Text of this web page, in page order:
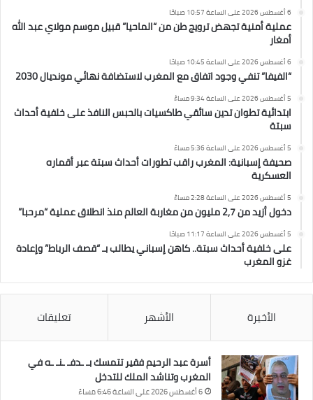
6 أغسطس 2026 على الساعة 10:57 صباحًا
عملية أمنية تجهض ترويج طن من “الماحيا” قبيل موسم مولاي عبد الله
أمغار
6 أغسطس 2026 على الساعة 10:45 صباحًا
“الفيفا” تنفي وجود اتفاق مع المغرب لاستضافة نهائي مونديال 2030
5 أغسطس 2026 على الساعة 9:34 مساءً
ابتدائية تطوان تدين سائقي طاكسيات بالحبس النافذ على خلفية أحداث
سبتة
5 أغسطس 2026 على الساعة 5:36 مساءً
صحيفة إسبانية: المغرب راقب تطورات أحداث سبتة عبر أقماره
العسكرية
5 أغسطس 2026 على الساعة 2:28 مساءً
دخول أزيد من 2,7 مليون من مغاربة العالم منذ انطلاق عملية “مرحبا”
5 أغسطس 2026 على الساعة 11:17 صباحًا
على خلفية أحداث سبتة.. كاهن إسباني يطالب بـ “قصف الرباط” وإعادة
غزو المغرب
الأخيرة الأشهر تعليقات
أسرة عبد الرحيم فقير تتمسك بـ ـدفـ ـنـ ـه في
المغرب وتناشد الملك للتدخل
6 أغسطس 2026 على الساعة 6:46 مساءً